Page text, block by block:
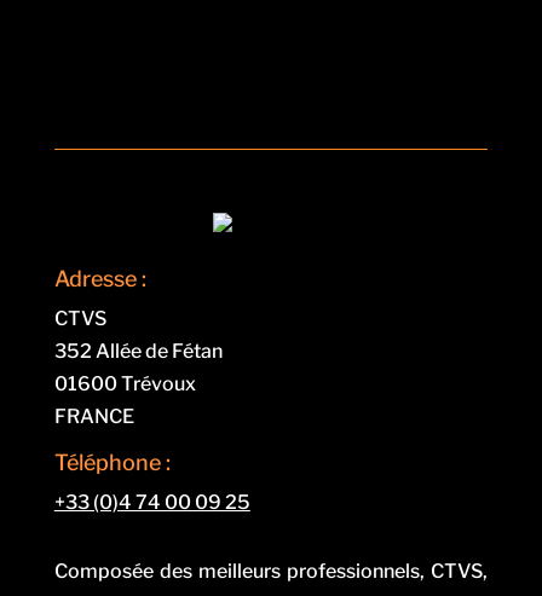
Adresse :
CTVS
352 Allée de Fétan
01600 Trévoux
FRANCE
Téléphone :
+33 (0)4 74 00 09 25
Composée des meilleurs professionnels, CTVS,